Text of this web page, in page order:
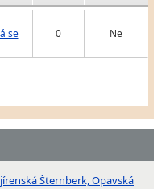
se 0 Ne
Šternberk, Opavská